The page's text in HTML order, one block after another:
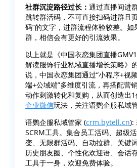
社群沉淀路径过长： 通过直播间进
跳转群活码，不可直接扫码进群且
码”的文字，进群流程体验较差。
群，相信会有更好的引流效果。
以上就是《中国衣恋集团直播
解读服饰行业私域直播增长策略》
说，中国衣恋集团通过“小程序+视
端+公域端”多维度引流，再搭配营
动作刺激转化和复购，从而创造出
企业微信玩法，关注语鹦企服私域管
语鹦企服私域管家 (crm.bytell.cn):
SCRM工具。集合员工活码、超级
变、无限群活码、自动拉群、关键
历史朋友圈、个性化欢迎语、会话
工具于一身，欢迎免费体验。